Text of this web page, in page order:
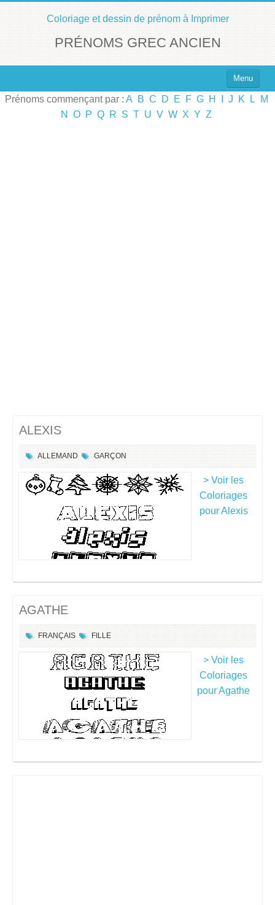
Coloriage et dessin de prénom à Imprimer
PRÉNOMS GREC ANCIEN
Menu
Top 100 des Prénoms
Prénoms commençant par : A B C D E F G H J K L
M
N
O P Q R S T U V W X Y Z
ALEXIS
ALLEMAND GARÇON
> Voir les
Coloriages
pour Alexis
AGATHE
FRANÇAIS FILLE
> Voir les
Coloriages
pour Agathe